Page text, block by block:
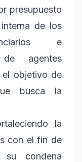
presupuesto
de los
e
agentes
el objetivo de
busca la
la
con el fin de
condena